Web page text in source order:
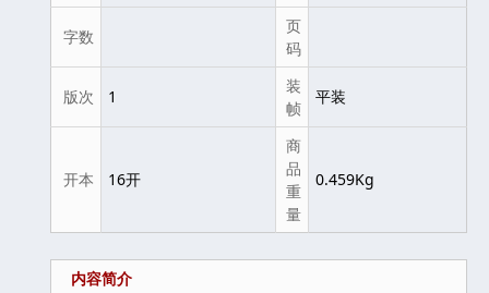
字数
页
码
版次 1
装
帧
平装
开本 16开
商
品
重
量
0.459Kg
内容简介